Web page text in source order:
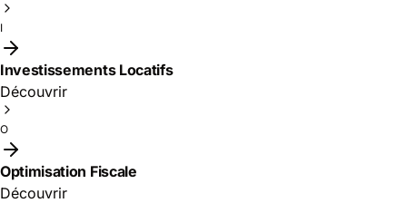
I
Investissements Locatifs
Découvrir
O
Optimisation Fiscale
Découvrir